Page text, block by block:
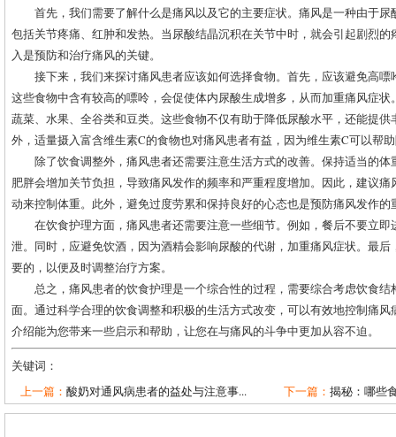
首先，我们需要了解什么是痛风以及它的主要症状。痛风是一种由于
包括关节疼痛、红肿和发热。当尿酸结晶沉积在关节中时，就会引起剧烈
入是预防和治疗痛风的关键。
接下来，我们来探讨痛风患者应该如何选择食物。首先，应该避免高
这些食物中含有较高的嘌呤，会促使体内尿酸生成增多，从而加重痛风症
蔬菜、水果、全谷类和豆类。这些食物不仅有助于降低尿酸水平，还能提
外，适量摄入富含维生素C的食物也对痛风患者有益，因为维生素C可以帮
除了饮食调整外，痛风患者还需要注意生活方式的改善。保持适当的
肥胖会增加关节负担，导致痛风发作的频率和严重程度增加。因此，建议
动来控制体重。此外，避免过度劳累和保持良好的心态也是预防痛风发作的
在饮食护理方面，痛风患者还需要注意一些细节。例如，餐后不要立
泄。同时，应避免饮酒，因为酒精会影响尿酸的代谢，加重痛风症状。最
要的，以便及时调整治疗方案。
总之，痛风患者的饮食护理是一个综合性的过程，需要综合考虑饮食
面。通过科学合理的饮食调整和积极的生活方式改变，可以有效地控制痛
介绍能为您带来一些启示和帮助，让您在与痛风的斗争中更加从容不迫。
关键词：
上一篇： 酸奶对通风病患者的益处与注意事... 下一篇： 揭秘：哪些